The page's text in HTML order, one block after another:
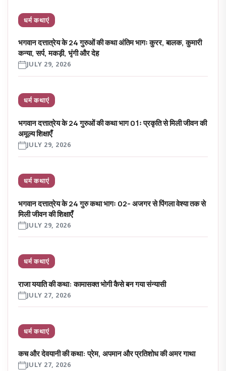
धर्म कथाएं
भगवान दत्तात्रेय के 24 गुरुओं की कथा अंतिम भागः कुरर, बालक, कुमारी
कन्या, सर्प, मकड़ी, भृंगी और देह
JULY 29, 2026
धर्म कथाएं
भगवान दत्तात्रेय के 24 गुरुओं की कथा भाग 01ः प्रकृति से मिली जीवन की
अमूल्य शिक्षाएँ
JULY 29, 2026
धर्म कथाएं
भगवान दत्तात्रेय के 24 गुरु कथा भागः 02- अजगर से पिंगला वेश्या तक से
मिली जीवन की शिक्षाएँ
JULY 29, 2026
धर्म कथाएं
राजा ययाति की कथा: कामासक्त भोगी कैसे बन गया संन्यासी
JULY 27, 2026
धर्म कथाएं
कच और देवयानी की कथा: प्रेम, अपमान और प्रतिशोध की अमर गाथा
JULY 27, 2026